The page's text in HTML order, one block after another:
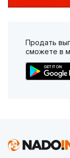
Продать
сможете в